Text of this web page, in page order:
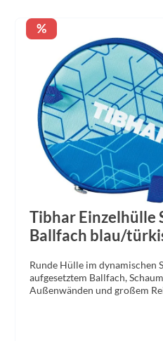
Rabatt
%
Tibhar Einzelhülle
Ballfach blau/
Runde Hülle im dynamischen
aufgesetztem Ballfach,
Außenwänden und großem